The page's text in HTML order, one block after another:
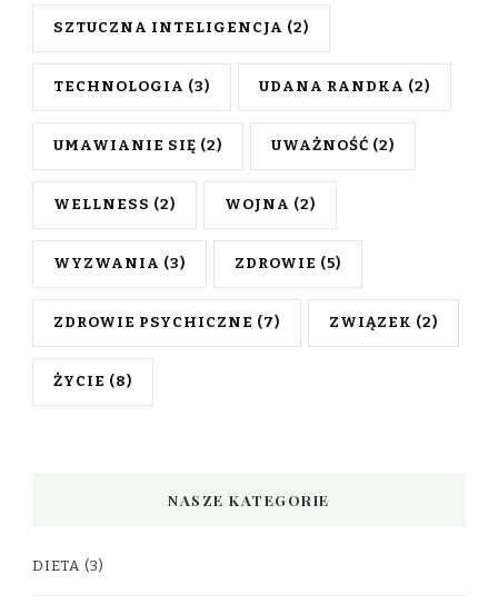
SZTUCZNA INTELIGENCJA (2)
TECHNOLOGIA (3) UDANA RANDKA (2)
UMAWIANIE SIĘ (2) UWAŻNOŚĆ (2)
WELLNESS (2) WOJNA (2)
WYZWANIA (3) ZDROWIE (5)
ZDROWIE PSYCHICZNE (7) ZWIĄZEK (2)
ŻYCIE (8)
NASZE KATEGORIE
DIETA (3)